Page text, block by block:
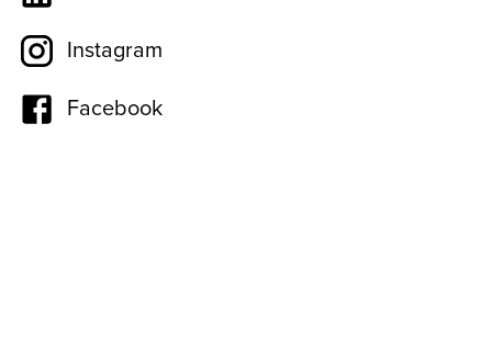
Instagram
Facebook